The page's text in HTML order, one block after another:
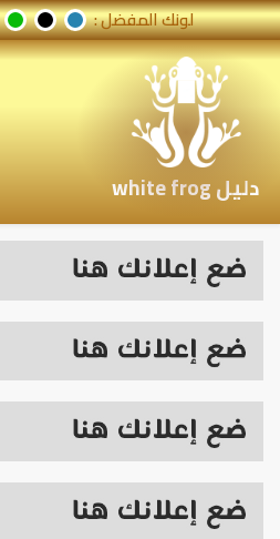
لونك المفضل :
دليل white frog